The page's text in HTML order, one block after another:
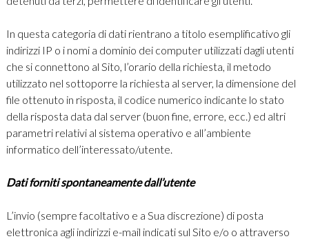
In questa categoria di dati rientrano a titolo esemplificativo gli
indirizzi IP o i nomi a dominio dei computer utilizzati dagli utenti
che si connettono al Sito, l’orario della richiesta, il metodo
utilizzato nel sottoporre la richiesta al server, la dimensione del
file ottenuto in risposta, il codice numerico indicante lo stato
della risposta data dal server (buon fine, errore, ecc.) ed altri
parametri relativi al sistema operativo e all’ambiente
informatico dell’interessato/utente.
Dati forniti spontaneamente dall’utente
L’invio (sempre facoltativo e a Sua discrezione) di posta
elettronica agli indirizzi e-mail indicati sul Sito e/o o attraverso